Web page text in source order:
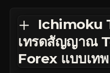
Ichimoku
เทรดสัญญาณ
Forex แบบเทพ